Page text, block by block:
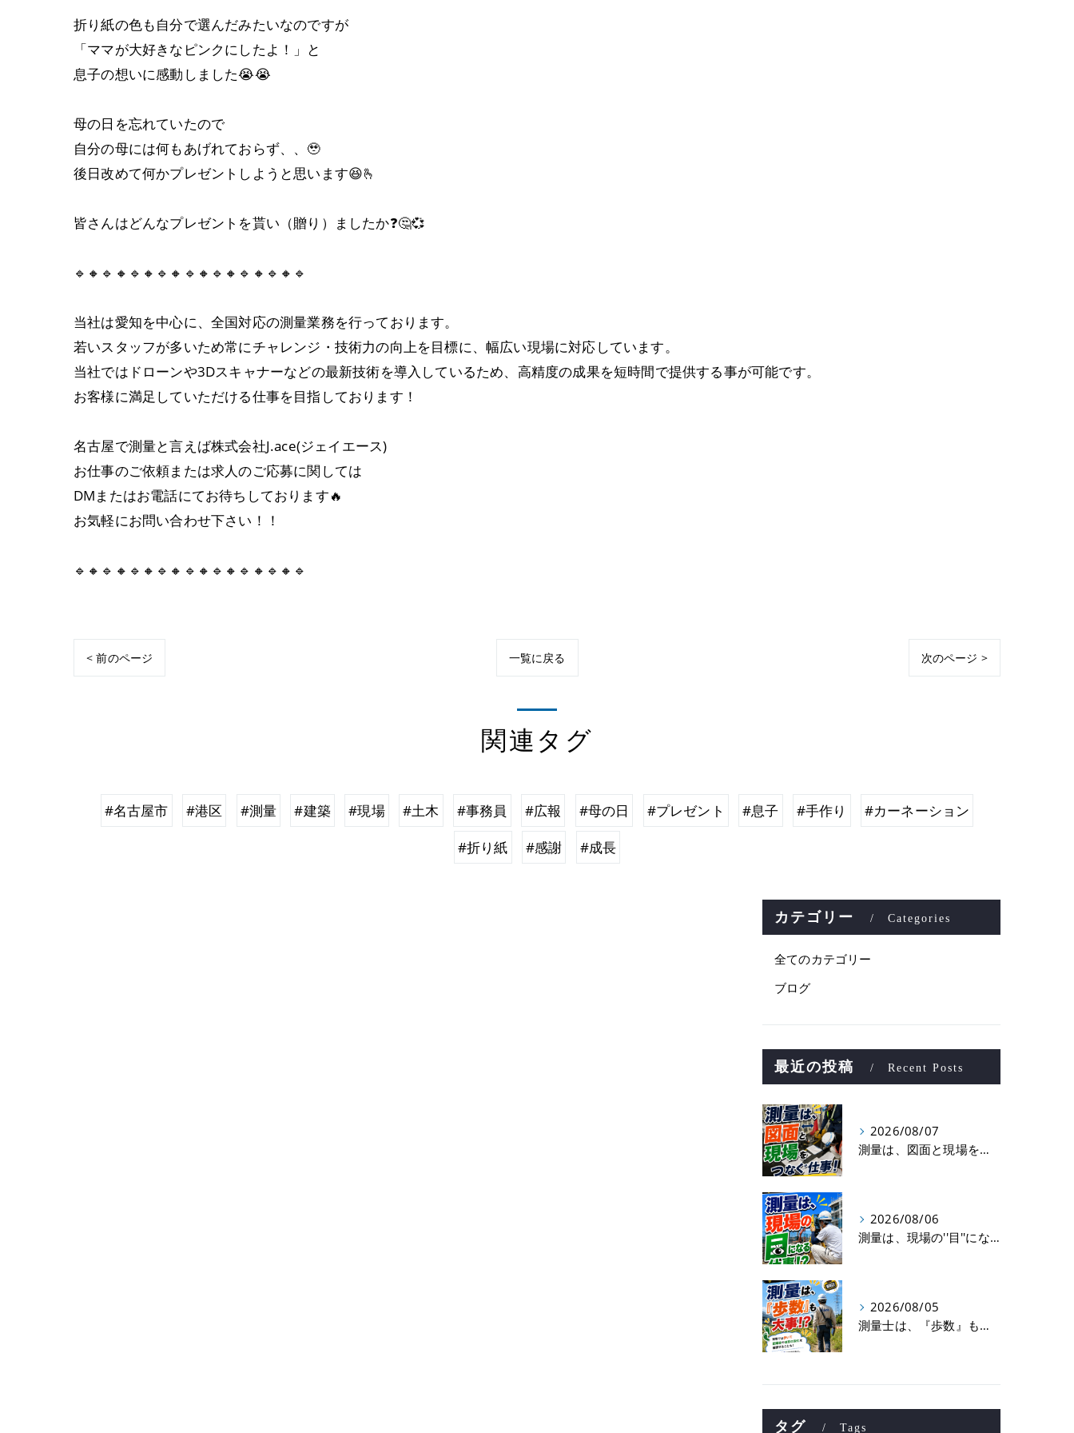
折り紙の色も自分で選んだみたいなのですが
「ママが大好きなピンクにしたよ！」と
息子の想いに感動しました😭😭
母の日を忘れていたので
自分の母には何もあげれておらず、、🥹
後日改めて何かプレゼントしようと思います😆🫰
皆さんはどんなプレゼントを貰い（贈り）ましたか❓🤔💞
🔹🔸🔹🔸🔹🔸🔹🔸🔹🔸🔹🔸🔹🔸🔹🔸🔹
当社は愛知を中心に、全国対応の測量業務を行っております。
若いスタッフが多いため常にチャレンジ・技術力の向上を目標に、幅広い現場に対応しています。
当社ではドローンや3Dスキャナーなどの最新技術を導入しているため、高精度の成果を短時間で提供する事が可能です。
お客様に満足していただける仕事を目指しております！
名古屋で測量と言えば株式会社J.ace(ジェイエース)
お仕事のご依頼または求人のご応募に関しては
DMまたはお電話にてお待ちしております🔥
お気軽にお問い合わせ下さい！！
🔹🔸🔹🔸🔹🔸🔹🔸🔹🔸🔹🔸🔹🔸🔹🔸🔹
< 前のページ 一覧に戻る 次のページ >
関連タグ
#名古屋市 #港区 #測量 #建築 #現場 #土木 #事務員 #広報 #母の日 #プレゼント #息子 #手作り
#カーネーション
#折り紙
#感謝 #成長
カテゴリー Categories
全てのカテゴリー
ブログ
最近の投稿 Recent Posts
2026/08/07
測量は、図面と現場をつなぐ仕事！
2026/08/06
測量は、現場の''目''になる仕事！？
2026/08/05
測量士は、『歩数』も大事！？
タグ Tags